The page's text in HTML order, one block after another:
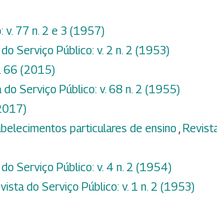
v. 77 n. 2 e 3 (1957)
Serviço Público: v. 2 n. 2 (1953)
66 (2015)
do Serviço Público: v. 68 n. 2 (1955)
particulares de ensino ,
Serviço Público: v. 4 n. 2 (1954)
do Serviço Público: v. 1 n. 2 (1953)